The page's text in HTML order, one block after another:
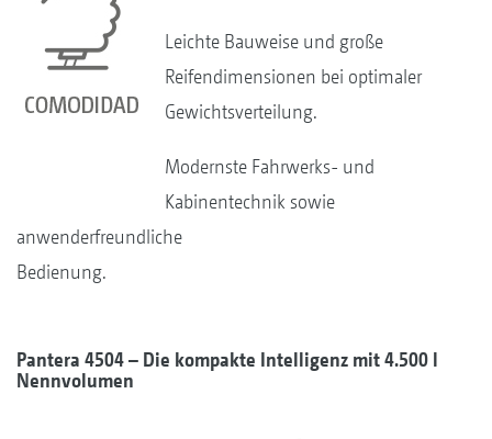
Leichte Bauweise und große
Reifendimensionen bei optimaler
Gewichtsverteilung.
Modernste Fahrwerks- und
Kabinentechnik sowie
anwenderfreundliche
Bedienung.
Pantera 4504 – Die kompakte Intelligenz mit 4.500 l
Nennvolumen